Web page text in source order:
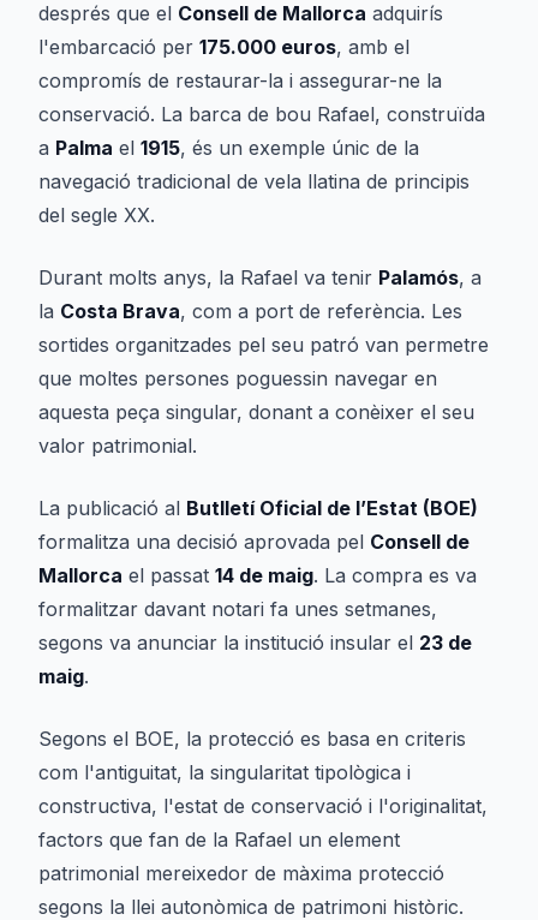
després que el Consell de Mallorca adquirís
l'embarcació per 175.000 euros, amb el
compromís de restaurar-la i assegurar-ne la
conservació. La barca de bou Rafael, construïda
a Palma el 1915, és un exemple únic de la
navegació tradicional de vela llatina de principis
del segle XX.
Durant molts anys, la Rafael va tenir Palamós, a
la Costa Brava, com a port de referència. Les
sortides organitzades pel seu patró van permetre
que moltes persones poguessin navegar en
aquesta peça singular, donant a conèixer el seu
valor patrimonial.
La publicació al Butlletí Oficial de l’Estat (BOE)
formalitza una decisió aprovada pel Consell de
Mallorca el passat 14 de maig. La compra es va
formalitzar davant notari fa unes setmanes,
segons va anunciar la institució insular el 23 de
maig.
Segons el BOE, la protecció es basa en criteris
com l'antiguitat, la singularitat tipològica i
constructiva, l'estat de conservació i l'originalitat,
factors que fan de la Rafael un element
patrimonial mereixedor de màxima protecció
segons la llei autonòmica de patrimoni històric.